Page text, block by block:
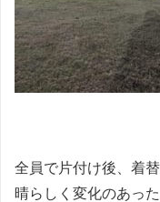
全員で片付け後、着
晴らしく変化のあっ